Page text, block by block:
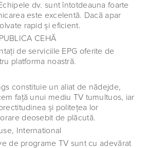
dv. sunt întotdeauna foarte
este excelentă. Dacă apar
rapid şi eficient.
CEHĂ
de serviciile EPG oferite de
platforma noastră.
constituie un aliat de nădejde,
faţă unui mediu TV tumultuos, iar
şi politeţea lor
deosebit de plăcută.
International
de programe TV sunt cu adevărat